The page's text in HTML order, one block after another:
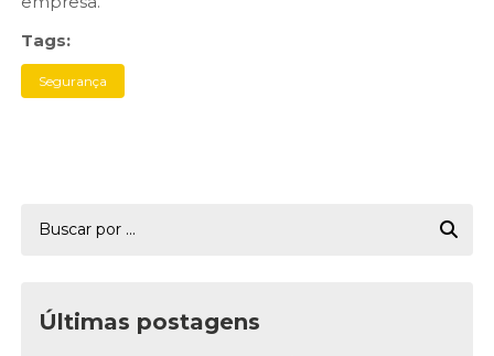
Tags:
Segurança
Últimas postagens